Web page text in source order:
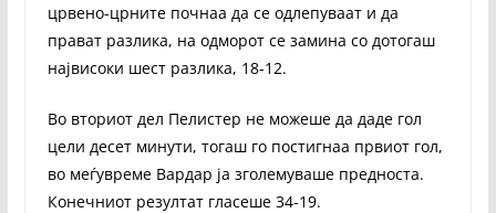
црвено-црните почнаа да се одлепуваат и да
прават разлика, на одморот се замина со дотогаш
највисоки шест разлика, 18-12.
Во вториот дел Пелистер не можеше да даде гол
цели десет минути, тогаш го постигнаа првиот гол,
во меѓувреме Вардар ја зголемуваше предноста.
Конечниот резултат гласеше 34-19.